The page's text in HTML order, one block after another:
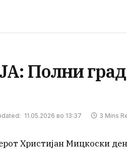
Полни
11.05.2026 во 13:37 3 Mins
Христијан Мицкоски